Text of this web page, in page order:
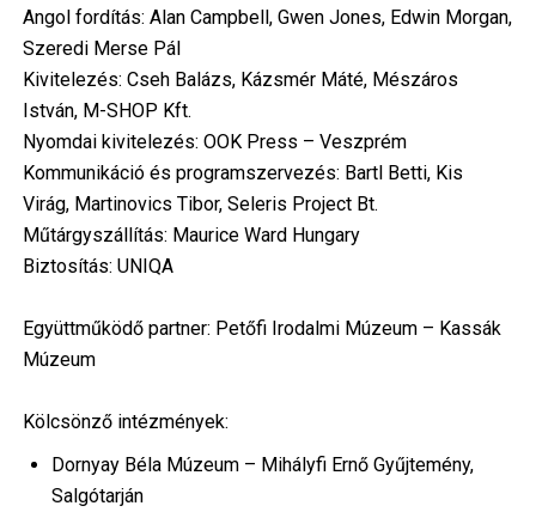
Angol fordítás: Alan Campbell, Gwen Jones, Edwin Morgan,
Szeredi Merse Pál
Kivitelezés: Cseh Balázs, Kázsmér Máté, Mészáros
István, M-SHOP Kft.
Nyomdai kivitelezés: OOK Press – Veszprém
Kommunikáció és programszervezés: Bartl Betti, Kis
Virág, Martinovics Tibor, Seleris Project Bt.
Műtárgyszállítás: Maurice Ward Hungary
Biztosítás: UNIQA
Együttműködő partner: Petőfi Irodalmi Múzeum – Kassák
Múzeum
Kölcsönző intézmények:
Dornyay Béla Múzeum – Mihályfi Ernő Gyűjtemény,
Salgótarján